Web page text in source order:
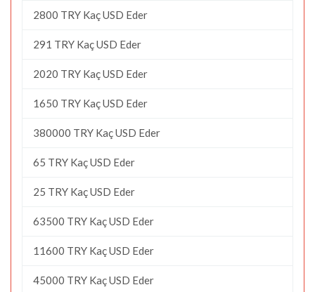
2800 TRY Kaç USD Eder
291 TRY Kaç USD Eder
2020 TRY Kaç USD Eder
1650 TRY Kaç USD Eder
380000 TRY Kaç USD Eder
65 TRY Kaç USD Eder
25 TRY Kaç USD Eder
63500 TRY Kaç USD Eder
11600 TRY Kaç USD Eder
45000 TRY Kaç USD Eder